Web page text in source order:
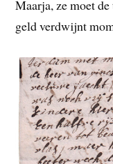
Maarja, ze moet
geld verdwijnt